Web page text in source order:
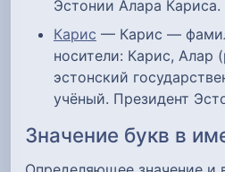
Эстонии Алара Кариса.
Карис — Карис —
носители: Карис, Алар
эстонский
учёный. Президент
Значение букв в